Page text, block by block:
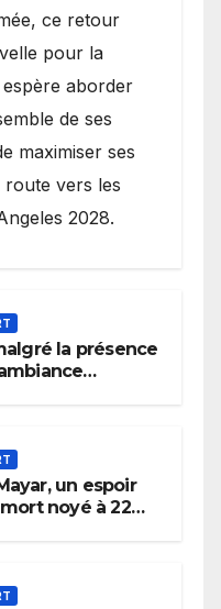
ce retour
pour la
espère aborder
de ses
maximiser ses
vers les
2028.
la présence
un espoir
noyé à 22